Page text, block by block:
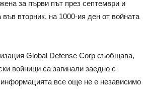
за първи път през септември и
вторник, на 1000-ия ден от войната
Global Defense Corp съобщава,
войници са загинали заедно с
все още не е независимо